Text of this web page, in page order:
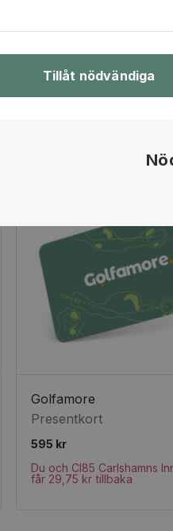
Tillåt nödvändiga
Golfamore
Presentkort
595 kr
Du och CI85 Carlshamns
får 29,75 kr tillbaka